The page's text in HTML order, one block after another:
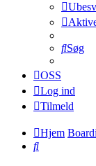
Søg
OSS
Log ind
Tilmeld
Hjem
Søg